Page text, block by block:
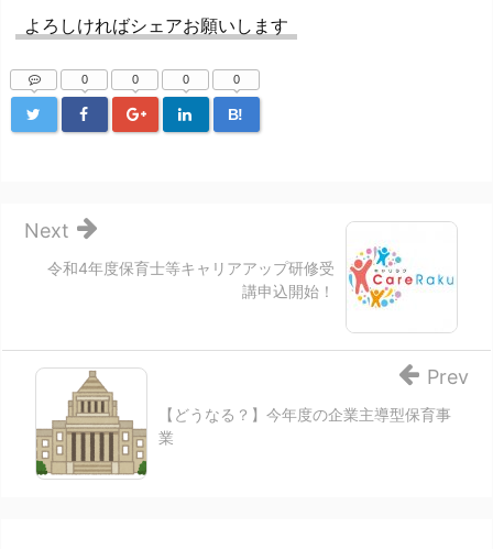
よろしければシェアお願いします
0 0 0
B!
0
令和4年度保育士等キャリアアップ研修受
講申込開始！
Next
【どうなる？】今年度の企業主導型保育事
業
Prev